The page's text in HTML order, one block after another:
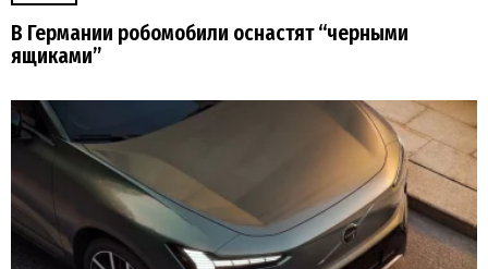
В Германии робомобили оснастят “черными
ящиками”